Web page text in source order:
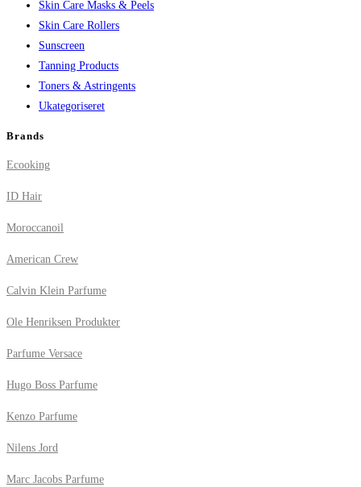
Skin Care Masks & Peels
Skin Care Rollers
Sunscreen
Tanning Products
Toners & Astringents
Ukategoriseret
Brands
Ecooking
ID Hair
Moroccanoil
American Crew
Calvin Klein Parfume
Ole Henriksen Produkter
Parfume Versace
Hugo Boss Parfume
Kenzo Parfume
Nilens Jord
Marc Jacobs Parfume